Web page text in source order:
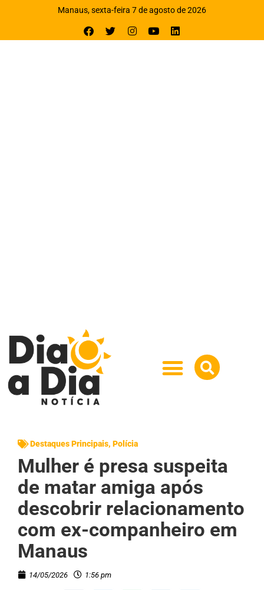
Manaus, sexta-feira 7 de agosto de 2026
Destaques Principais, Polícia
Mulher é presa suspeita
de matar amiga após
descobrir relacionamento
com ex-companheiro em
Manaus
14/05/2026 1:56 pm